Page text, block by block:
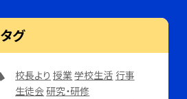
タグ
校長より 授業学校生活 行事
生徒会研究・研修